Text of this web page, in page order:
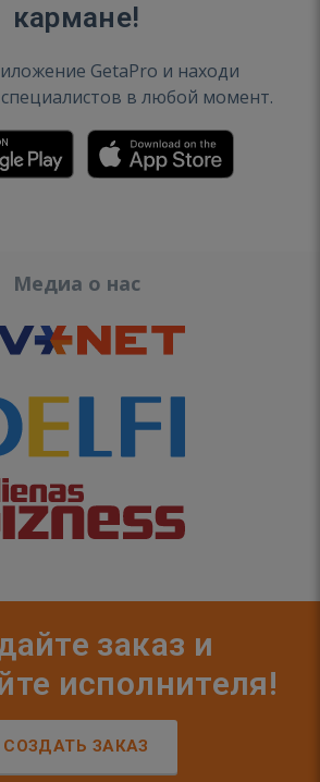
кармане!
GetaPro и находи
в любой момент.
Медиа о нас
заказ и
исполнителя!
СОЗДАТЬ ЗАКАЗ